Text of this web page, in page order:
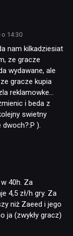
14:30
nam kilkadziesiat
ze gracze
wydawane, ale
gracze kupia
reklamowke…
i beda z
swietny
).
40h. Za
4,5 zł/h gry. Za
niż Zaeed i jego
ja (zwykły gracz)